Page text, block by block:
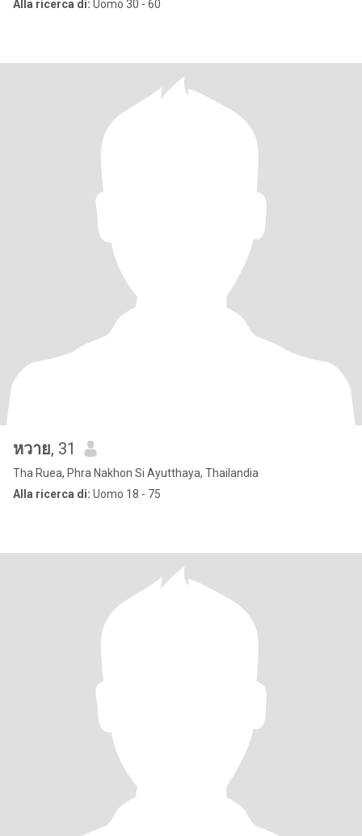
Alla ricerca di: Uomo 30 - 60
หวาย, 31
Tha Ruea, Phra Nakhon Si Ayutthaya, Thailandia
Alla ricerca di: Uomo 18 - 75